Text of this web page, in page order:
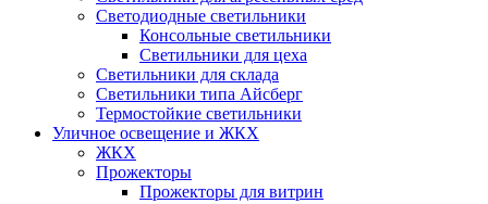
Светодиодные светильники
Консольные светильники
Светильники для цеха
Светильники для склада
Светильники типа Айсберг
Термостойкие светильники
Уличное освещение и ЖКХ
ЖКХ
Прожекторы
Прожекторы для витрин